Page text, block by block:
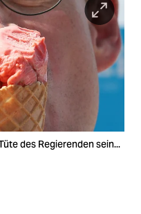
des Regierenden sein...